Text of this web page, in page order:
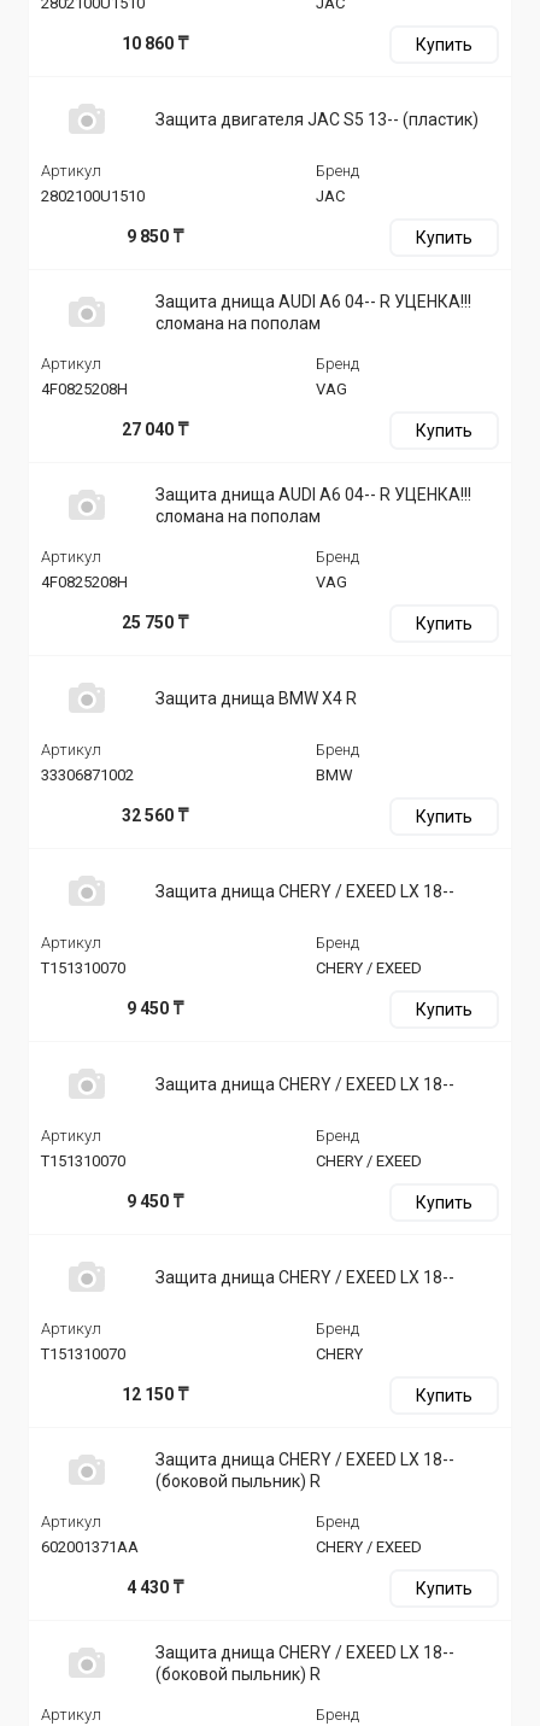
10 860 ₸ Купить
Защита двигателя JAC S5 13-- (пластик)
Артикул
2802100U1510
Бренд
JAC
9 850 ₸ Купить
Защита днища AUDI A6 04-- R УЦЕНКА!!!
сломана на пополам
Артикул
4F0825208H
Бренд
VAG
27 040 ₸ Купить
Защита днища AUDI A6 04-- R УЦЕНКА!!!
сломана на пополам
Артикул
4F0825208H
Бренд
VAG
25 750 ₸ Купить
Защита днища BMW X4 R
Артикул
33306871002
Бренд
BMW
32 560 ₸ Купить
Защита днища CHERY / EXEED LX 18--
Артикул
T151310070
Бренд
CHERY / EXEED
9 450 ₸ Купить
Защита днища CHERY / EXEED LX 18--
Артикул
T151310070
Бренд
CHERY / EXEED
9 450 ₸ Купить
Защита днища CHERY / EXEED LX 18--
Артикул
T151310070
Бренд
CHERY
12 150 ₸ Купить
Защита днища CHERY / EXEED LX 18--
(боковой пыльник) R
Артикул
602001371AA
Бренд
CHERY / EXEED
4 430 ₸ Купить
Защита днища CHERY / EXEED LX 18--
(боковой пыльник) R
Артикул
Бренд